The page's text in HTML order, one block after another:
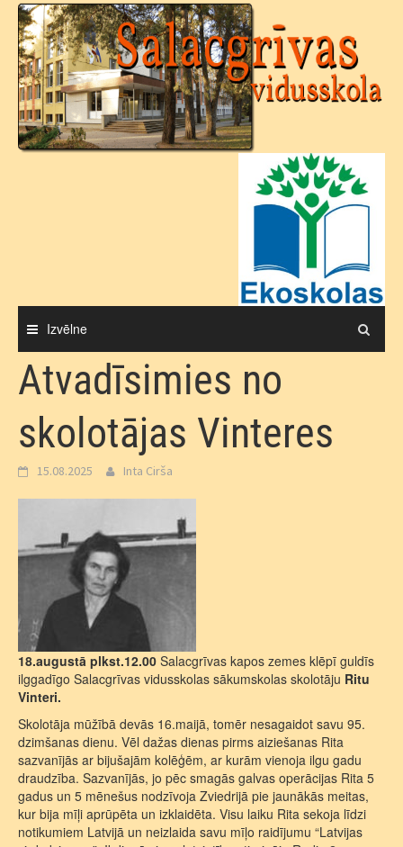
Skip
content
Izvēlne
Atvadīsimies no
skolotājas Vinteres
15.08.2025 Inta Cirša
18.augustā plkst.12.00 Salacgrīvas kapos zemes klēpī guldīs
ilggadīgo Salacgrīvas vidusskolas sākumskolas skolotāju Ritu
Vinteri.
Skolotāja mūžībā devās 16.maijā, tomēr nesagaidot savu 95.
dzimšanas dienu. Vēl dažas dienas pirms aiziešanas Rita
sazvanījās ar bijušajām kolēģēm, ar kurām vienoja ilgu gadu
draudzība. Sazvanījās, jo pēc smagās galvas operācijas Rita 5
gadus un 5 mēnešus nodzīvoja Zviedrijā pie jaunākās meitas,
kur bija mīļi aprūpēta un izklaidēta. Visu laiku Rita sekoja līdzi
notikumiem Latvijā un neizlaida savu mīļo raidījumu “Latvijas